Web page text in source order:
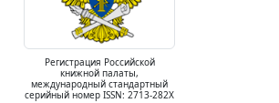
Регистрация Российской
книжной палаты,
международный стандартный
серийный номер ISSN: 2713-282X